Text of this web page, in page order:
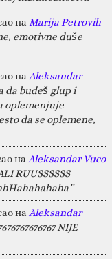
на Marija Petrovih
emotivne duše
на Aleksandar
da budeš glup i
oplemenjuje
da se oplemene,
на Aleksandar Vuco
RUUSSSSSS
на Aleksandar
NIJE